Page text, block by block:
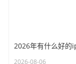
2026-08-06